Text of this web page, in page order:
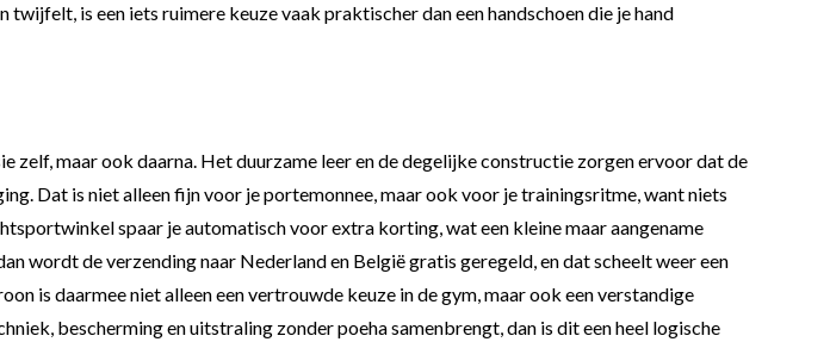
is een iets ruimere keuze vaak praktischer dan een handschoen die je hand
maar ook daarna. Het duurzame leer en de degelijke constructie zorgen ervoor dat de
Dat is niet alleen fijn voor je portemonnee, maar ook voor je trainingsritme, want niets
spaar je automatisch voor extra korting, wat een kleine maar aangename
wordt de verzending naar Nederland en België gratis geregeld, en dat scheelt weer een
is daarmee niet alleen een vertrouwde keuze in de gym, maar ook een verstandige
bescherming en uitstraling zonder poeha samenbrengt, dan is dit een heel logische